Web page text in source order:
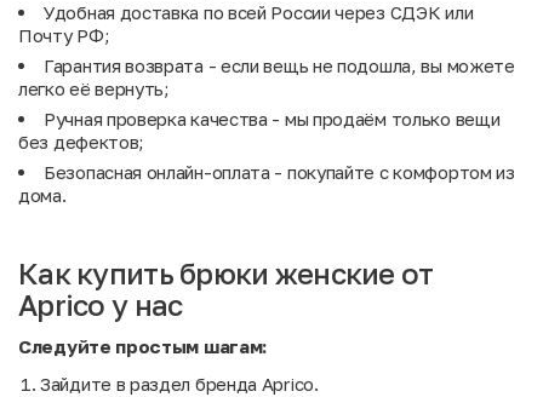
Удобная доставка по всей России через СДЭК или
Почту РФ;
Гарантия возврата - если вещь не подошла, вы можете
легко её вернуть;
Ручная проверка качества - мы продаём только вещи
без дефектов;
Безопасная онлайн-оплата - покупайте с комфортом из
дома.
Как купить брюки женские от
Aprico у нас
Следуйте простым шагам:
Зайдите в раздел бренда Aprico.